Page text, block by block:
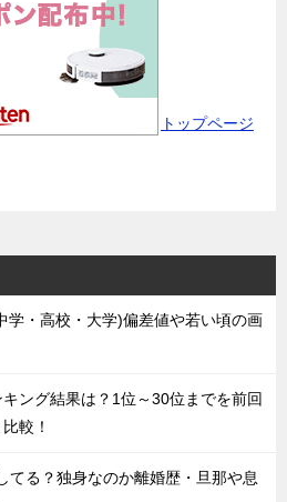
トップページ
学・高校・大学)偏差値や若い頃の画
ング結果は？1位～30位までを前回
較！
てる？独身なのか離婚歴・旦那や息